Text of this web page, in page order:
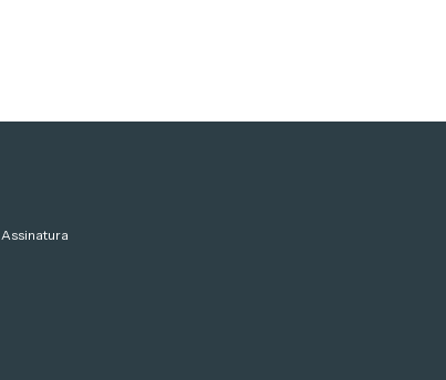
Assinatura